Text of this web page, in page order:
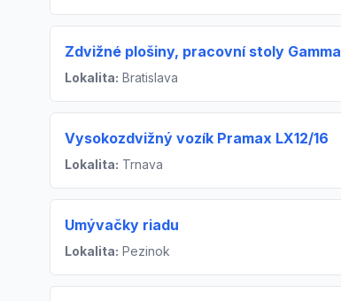
Zdvižné plošiny, pracovní stoly Gamma
Lokalita: Bratislava
Vysokozdvižný vozík Pramax LX12/16
Lokalita: Trnava
Umývačky riadu
Lokalita: Pezinok